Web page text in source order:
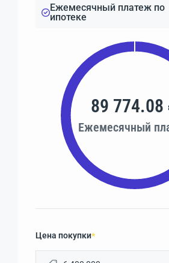
Ежемесячный платеж по
ипотеке
89 774.08
Ежемесячный
Цена покупки*